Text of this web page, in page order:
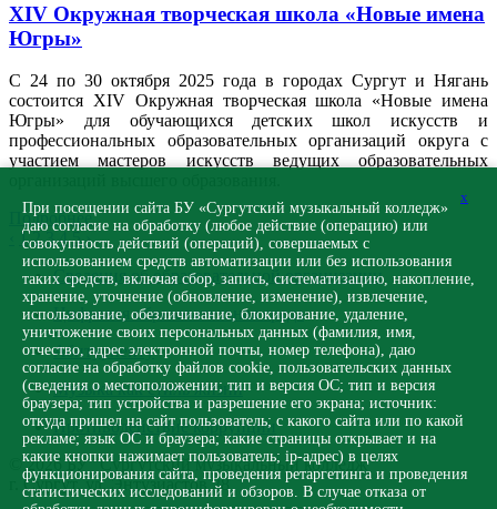
XIV Окружная творческая школа «Новые имена
Югры»
С 24 по 30 октября 2025 года в городах Сургут и Нягань
состоится XIV Окружная творческая школа «Новые имена
Югры» для обучающихся детских школ искусств и
профессиональных образовательных организаций округа с
участием мастеров искусств ведущих образовательных
Подробнее
1 2 3 4 5 ›
Сведения об образовательной организации
Цифровая образовательная среда
Абитуриенту
Музыка как стиль жизни
Противодействие коррупции
© 2026 БУ "Сургутский музыкальный колледж"
г. Сургут, ул. Энтузиастов 28
x
При посещении сайта БУ «Сургутский музыкальный колледж»
даю согласие на обработку (любое действие (операцию) или
совокупность действий (операций), совершаемых с
использованием средств автоматизации или без использования
таких средств, включая сбор, запись, систематизацию, накопление,
хранение, уточнение (обновление, изменение), извлечение,
использование, обезличивание, блокирование, удаление,
уничтожение своих персональных данных (фамилия, имя,
отчество, адрес электронной почты, номер телефона), даю
согласие на обработку файлов cookie, пользовательских данных
(сведения о местоположении; тип и версия ОС; тип и версия
браузера; тип устройства и разрешение его экрана; источник:
откуда пришел на сайт пользователь; с какого сайта или по какой
рекламе; язык ОС и браузера; какие страницы открывает и на
какие кнопки нажимает пользователь; ip-адрес) в целях
функционирования сайта, проведения ретаргетинга и проведения
статистических исследований и обзоров. В случае отказа от